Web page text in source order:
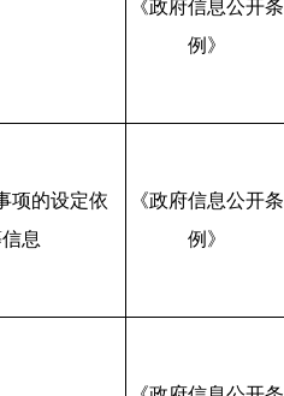
《政府信息公开条
例》
项的设定依
息
《政府信息公开条
例》